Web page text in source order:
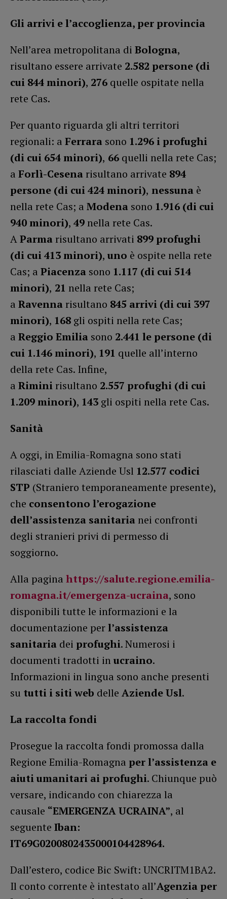
Gli arrivi e l’accoglienza, per provincia
Nell’area metropolitana di Bologna,
risultano essere arrivate 2.582 persone (di
cui 844 minori), 276 quelle ospitate nella
rete Cas.
Per quanto riguarda gli altri territori
regionali: a Ferrara sono 1.296 i profughi
(di cui 654 minori), 66 quelli nella rete Cas;
a Forlì-Cesena risultano arrivate 894
persone (di cui 424 minori), nessuna è
nella rete Cas; a Modena sono 1.916 (di cui
940 minori), 49 nella rete Cas.
AParma risultano arrivati 899 profughi
(di cui 413 minori), uno è ospite nella rete
Cas; a Piacenza sono 1.117 (di cui 514
minori), 21 nella rete Cas;
a Ravenna risultano 845 arrivi (di cui 397
minori), 168 gli ospiti nella rete Cas;
a Reggio Emilia sono 2.441 le persone (di
cui 1.146 minori), 191 quelle all’interno
della rete Cas. Infine,
a Rimini risultano 2.557 profughi (di cui
1.209 minori), 143 gli ospiti nella rete Cas.
Sanità
A oggi, in Emilia-Romagna sono stati
rilasciati dalle Aziende Usl 12.577 codici
STP (Straniero temporaneamente presente),
che consentono l’erogazione
dell’assistenza sanitaria nei confronti
degli stranieri privi di permesso di
soggiorno.
Alla pagina https://salute.regione.emilia-
romagna.it/emergenza-ucraina, sono
disponibili tutte le informazioni e la
documentazione perl’assistenza
sanitaria dei profughi. Numerosi i
documenti tradotti inucraino.
Informazioni in lingua sono anche presenti
su tutti i siti web delle Aziende Usl.
La raccolta fondi
Prosegue la raccolta fondi promossa dalla
Regione Emilia-Romagna per l’assistenza e
aiuti umanitari ai profughi. Chiunque può
versare, indicando con chiarezza la
causale “EMERGENZA UCRAINA”, al
seguente Iban:
IT69G0200802435000104428964.
Dall’estero, codice Bic Swift: UNCRITM1BA2.
Il conto corrente è intestato all’Agenzia per